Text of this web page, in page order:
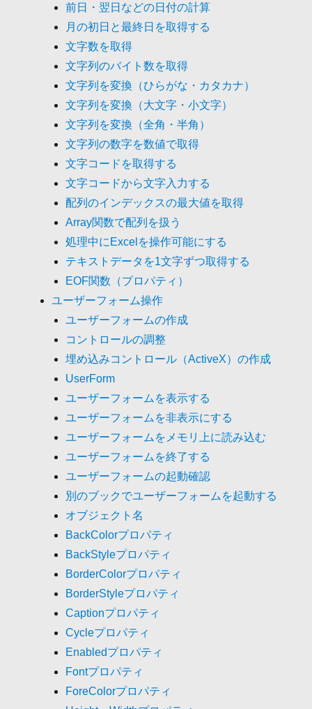
前日・翌日などの日付の計算
月の初日と最終日を取得する
文字数を取得
文字列のバイト数を取得
文字列を変換（ひらがな・カタカナ）
文字列を変換（大文字・小文字）
文字列を変換（全角・半角）
文字列の数字を数値で取得
文字コードを取得する
文字コードから文字入力する
配列のインデックスの最大値を取得
Array関数で配列を扱う
処理中にExcelを操作可能にする
テキストデータを1文字ずつ取得する
EOF関数（プロパティ）
ユーザーフォーム操作
ユーザーフォームの作成
コントロールの調整
埋め込みコントロール（ActiveX）の作成
UserForm
ユーザーフォームを表示する
ユーザーフォームを非表示にする
ユーザーフォームをメモリ上に読み込む
ユーザーフォームを終了する
ユーザーフォームの起動確認
別のブックでユーザーフォームを起動する
オブジェクト名
BackColorプロパティ
BackStyleプロパティ
BorderColorプロパティ
BorderStyleプロパティ
Captionプロパティ
Cycleプロパティ
Enabledプロパティ
Fontプロパティ
ForeColorプロパティ